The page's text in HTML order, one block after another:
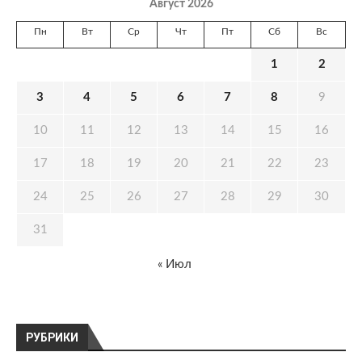
РУБРИКИ
Август 2026
Пн Вт Ср Чт Пт Сб Вс
1 2
3 4 5 6 7 8 9
10 11 12 13 14 15 16
17 18 19 20 21 22 23
24 25 26 27 28 29 30
31
« Июл